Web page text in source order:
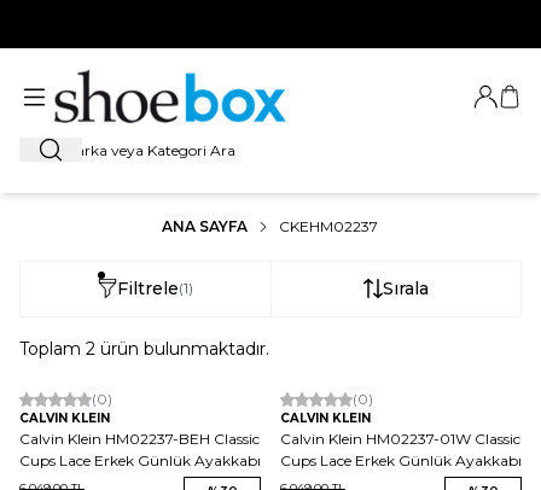
Ara
Giriş
ANA SAYFA CKEHM02237
Filtrele(1) Sırala
Toplam 2 ürün bulunmaktadır.
(0)
CALVIN KLEIN
Calvin Klein HM02237-BEH Classic
Cups Lace Erkek Günlük Ayakkabı
(0)
CALVIN KLEIN
Calvin Klein HM02237-01W Classic
Cups Lace Erkek Günlük Ayakkabı